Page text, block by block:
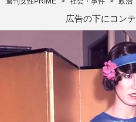
広告の下にコン